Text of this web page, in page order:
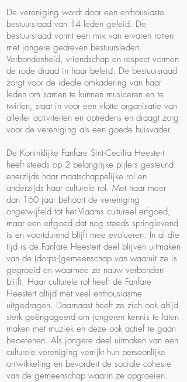
De vereniging wordt door een enthousiaste
bestuursraad van 14 leden geleid. De
bestuursraad vormt een mix van ervaren rotten
met jongere gedreven bestuursleden.
Verbondenheid, vriendschap en respect vormen
de rode draad in haar beleid. De bestuursraad
zorgt voor de ideale omkadering van haar
leden om samen te kunnen musiceren en te
twirlen, staat in voor een vlotte organisatie van
allerlei activiteiten en optredens en draagt zorg
voor de vereniging als een goede huisvader.
De Koninklijke Fanfare Sint-Cecilia Heestert
heeft steeds op 2 belangrijke pijlers gesteund:
enerzijds haar maatschappelijke rol en
anderzijds haar culturele rol. Met haar meer
dan 160 jaar behoort de vereniging
ongetwijfeld tot het Vlaams cultureel erfgoed,
maar een erfgoed dat nog steeds springlevend
is en voortdurend blijft mee evolueren. In al die
tijd is de Fanfare Heestert deel blijven uitmaken
van de (dorps-)gemeenschap van waaruit ze is
gegroeid en waarmee ze nauw verbonden
blijft. Haar culturele rol heeft de Fanfare
Heestert altijd met veel enthousiasme
uitgedragen. Daarnaast heeft ze zich ook altijd
sterk geëngageerd om jongeren kennis te laten
maken met muziek en deze ook actief te gaan
beoefenen. Als jongere deel uitmaken van een
culturele vereniging verrijkt hun persoonlijke
ontwikkeling en bevordert de sociale cohesie
van de gemeenschap waarin ze opgroeien.